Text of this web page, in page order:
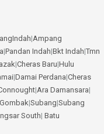
|Ampang
|Pandan Indah|Bkt Indah|Tmn
|Cheras Baru|Hulu
|Damai Perdana|Cheras
|Ara Damansara|
Gombak|Subang|Subang
South| Batu